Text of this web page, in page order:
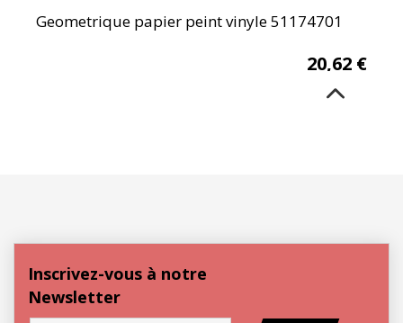
Geometrique papier peint vinyle 51174701
20,62 €
Inscrivez-vous à notre
Newsletter